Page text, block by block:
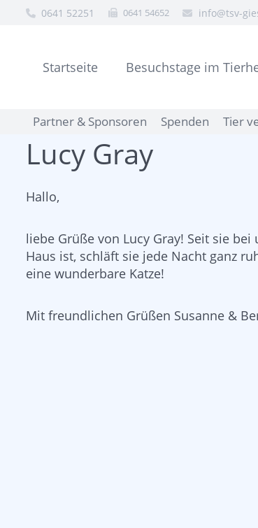
0641 52251 0641 54652 info@tsv-
Startseite Besuchstage im
Partner & Sponsoren Spenden Tier
Lucy Gray
Hallo,
liebe Grüße von Lucy Gray! Seit sie bei
Haus ist, schläft sie jede Nacht ganz
eine wunderbare Katze!
Mit freundlichen Grüßen Susanne &